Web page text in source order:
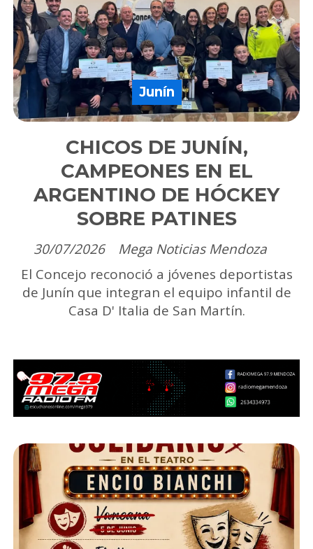
CHICOS DE JUNÍN,
CAMPEONES EN EL
ARGENTINO DE HÓCKEY
SOBRE PATINES
Mega Noticias Mendoza
Junín
30/07/2026
El Concejo reconoció a jóvenes deportistas
de Junín que integran el equipo infantil de
Casa D' Italia de San Martín.